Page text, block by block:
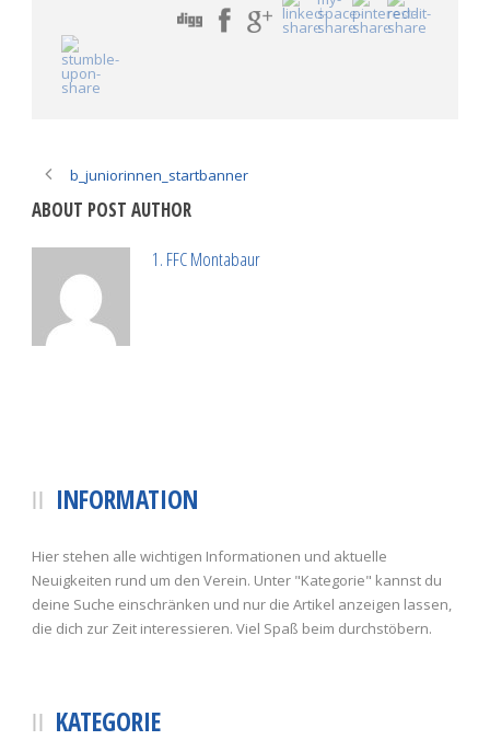
b_juniorinnen_startbanner
ABOUT POST AUTHOR
1. FFC Montabaur
INFORMATION
Hier stehen alle wichtigen Informationen und aktuelle
Neuigkeiten rund um den Verein. Unter "Kategorie" kannst du
deine Suche einschränken und nur die Artikel anzeigen lassen,
die dich zur Zeit interessieren. Viel Spaß beim durchstöbern.
KATEGORIE